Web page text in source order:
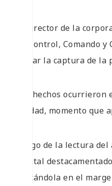
El director de la
de Control, Comando
lograr la captura de
Los hechos
unidad, momento que
Luego de la lectura
Estatal
ubicándola en el